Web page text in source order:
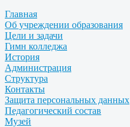
Главная
Об учреждении образования
Цели и задачи
Гимн колледжа
История
Администрация
Структура
Контакты
Защита персональных данных
Педагогический состав
Музей